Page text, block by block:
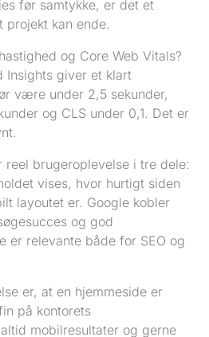
før samtykke, er det et
projekt kan ende.
og Core Web Vitals?
Insights giver et klart
være under 2,5 sekunder,
og CLS under 0,1. Det er
reel brugeroplevelse i tre dele:
vises, hvor hurtigt siden
layoutet er. Google kobler
og god
er relevante både for SEO og
er, at en hjemmeside er
på kontorets
mobilresultater og gerne